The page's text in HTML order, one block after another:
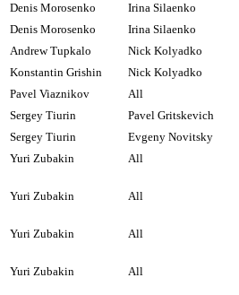
Denis Morosenko Irina Silaenko
Denis Morosenko Irina Silaenko
Andrew Tupkalo Nick Kolyadko
Konstantin Grishin Nick Kolyadko
Pavel Viaznikov All
Sergey Tiurin Pavel Gritskevich
Sergey Tiurin Evgeny Novitsky
Yuri Zubakin All
Yuri Zubakin All
Yuri Zubakin All
Yuri Zubakin All